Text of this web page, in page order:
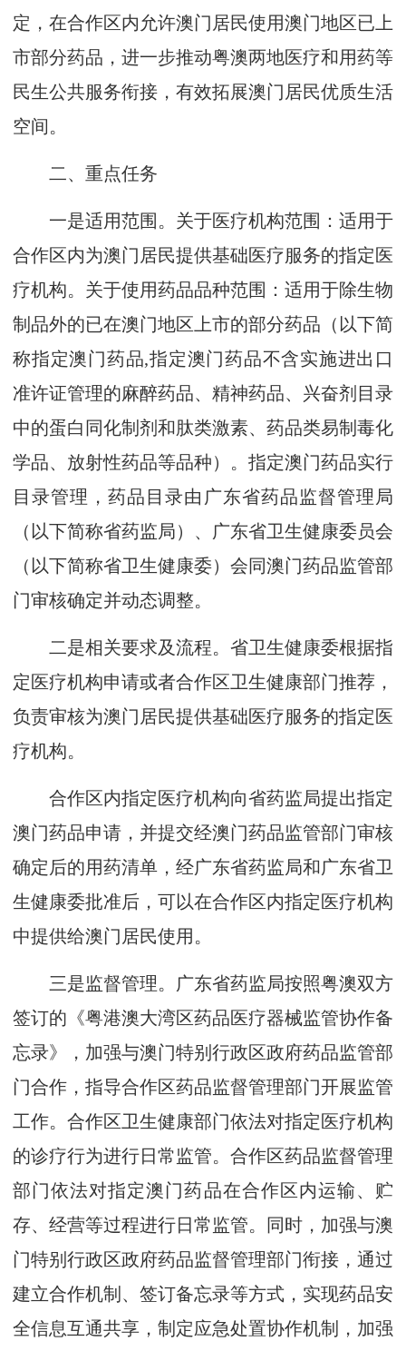
定，在合作区内允许澳门居民使用澳门地区已上
市部分药品，进一步推动粤澳两地医疗和用药等
民生公共服务衔接，有效拓展澳门居民优质生活
空间。
二、重点任务
一是适用范围。关于医疗机构范围：适用于
合作区内为澳门居民提供基础医疗服务的指定医
疗机构。关于使用药品品种范围：适用于除生物
制品外的已在澳门地区上市的部分药品（以下简
称指定澳门药品,指定澳门药品不含实施进出口
准许证管理的麻醉药品、精神药品、兴奋剂目录
中的蛋白同化制剂和肽类激素、药品类易制毒化
学品、放射性药品等品种）。指定澳门药品实行
目录管理，药品目录由广东省药品监督管理局
（以下简称省药监局）、广东省卫生健康委员会
（以下简称省卫生健康委）会同澳门药品监管部
门审核确定并动态调整。
二是相关要求及流程。省卫生健康委根据指
定医疗机构申请或者合作区卫生健康部门推荐，
负责审核为澳门居民提供基础医疗服务的指定医
疗机构。
合作区内指定医疗机构向省药监局提出指定
澳门药品申请，并提交经澳门药品监管部门审核
确定后的用药清单，经广东省药监局和广东省卫
生健康委批准后，可以在合作区内指定医疗机构
中提供给澳门居民使用。
三是监督管理。广东省药监局按照粤澳双方
签订的《粤港澳大湾区药品医疗器械监管协作备
忘录》，加强与澳门特别行政区政府药品监管部
门合作，指导合作区药品监督管理部门开展监管
工作。合作区卫生健康部门依法对指定医疗机构
的诊疗行为进行日常监管。合作区药品监督管理
部门依法对指定澳门药品在合作区内运输、贮
存、经营等过程进行日常监管。同时，加强与澳
门特别行政区政府药品监督管理部门衔接，通过
建立合作机制、签订备忘录等方式，实现药品安
全信息互通共享，制定应急处置协作机制，加强